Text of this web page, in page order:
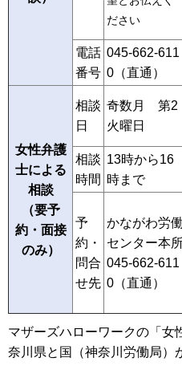
ださい
電話
番号
045-662-611
0（直通）
女性弁護
士による
相談
（要予
約・面接
のみ）
相談
日
奇数月 第2
火曜日
相談
時間
13時から16
時まで
予
約・
問合
せ先
かながわ労働
センター本
045-662-611
0（直通）
マザーズハローワークの「女
奈川県と国（神奈川労働局）